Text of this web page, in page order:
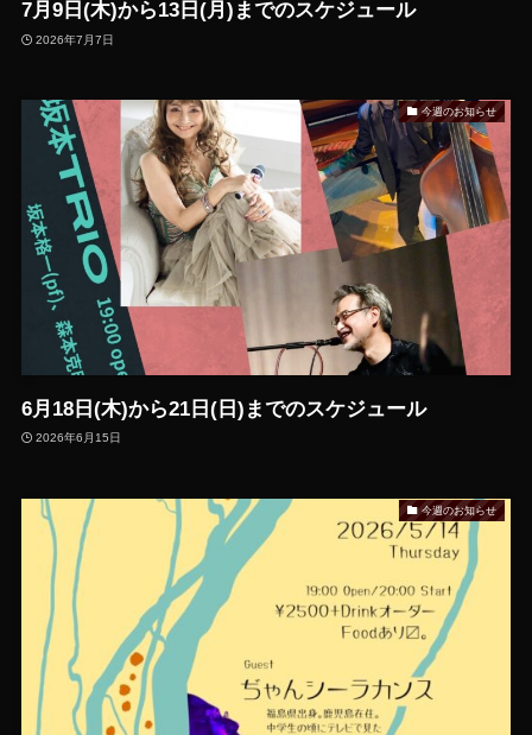
7月9日(木)から13日(月)までのスケジュール
2026年7月7日
今週のお知らせ
6月18日(木)から21日(日)までのスケジュール
2026年6月15日
今週のお知らせ